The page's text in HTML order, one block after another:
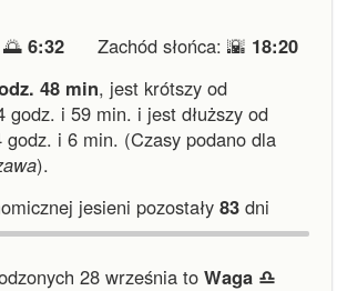
6:32 Zachód słońca: 🌇 18:20
48 min, jest krótszy od
godz. i 59 min. i jest dłuższy od
godz. i 6 min. (Czasy podano dla
).
jesieni pozostały 83 dni
28 września to Waga ♎︎